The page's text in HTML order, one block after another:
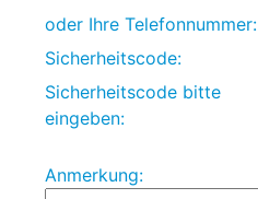
oder Ihre Telefonnummer:
Sicherheitscode:
Sicherheitscode bitte
eingeben:
Anmerkung: